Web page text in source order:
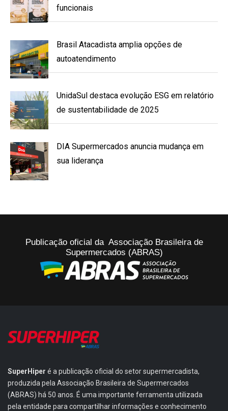
funcionais
Brasil Atacadista amplia opções de
autoatendimento
UnidaSul destaca evolução ESG em relatório
de sustentabilidade de 2025
DIA Supermercados anuncia mudança em
sua liderança
Publicação oficial da Associação Brasileira de
Supermercados (ABRAS)
SuperHiper é a publicação oficial do setor supermercadista,
produzida pela Associação Brasileira de Supermercados
(ABRAS) há 50 anos. É uma importante ferramenta utilizada
pela entidade para compartilhar informações e conhecimento